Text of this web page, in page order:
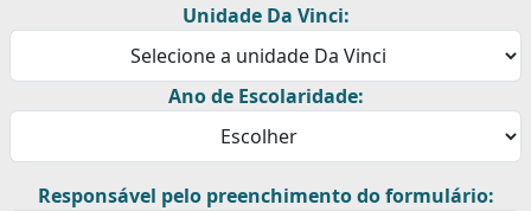
Unidade Da Vinci:
Ano de Escolaridade:
Responsável pelo preenchimento do formulário: